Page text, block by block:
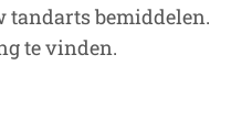
tandarts bemiddelen.
te vinden.